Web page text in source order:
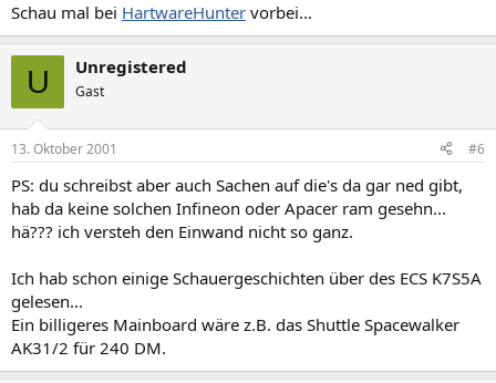
Schau mal bei HartwareHunter vorbei...
U Unregistered
Gast
13. Oktober 2001 #6
PS: du schreibst aber auch Sachen auf die's da gar ned gibt,
hab da keine solchen Infineon oder Apacer ram gesehn...
hä??? ich versteh den Einwand nicht so ganz.
Ich hab schon einige Schauergeschichten über des ECS K7S5A
gelesen...
Ein billigeres Mainboard wäre z.B. das Shuttle Spacewalker
AK31/2 für 240 DM.